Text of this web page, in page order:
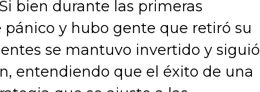
bien durante las primeras
y hubo gente que retiró su
se mantuvo invertido y siguió
entendiendo que el éxito de una